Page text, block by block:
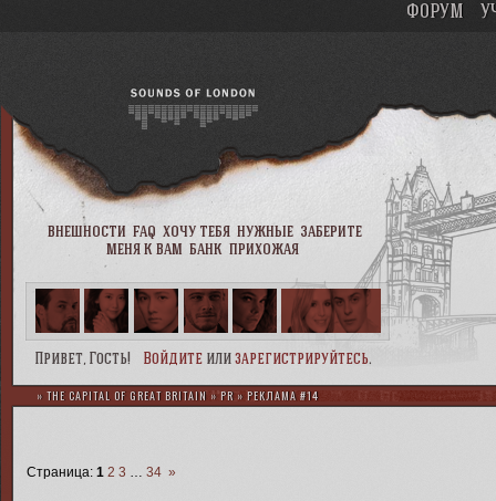
внешности faq хочу тебя нужные заберите
меня к вам банк прихожая
ФОРУМ
Привет, Гость! Войдитеили зарегистрируйтесь.
» THE CAPITAL OF GREAT BRITAIN »PR » РЕКЛАМА #14
Страница: 1 2 3 34 »